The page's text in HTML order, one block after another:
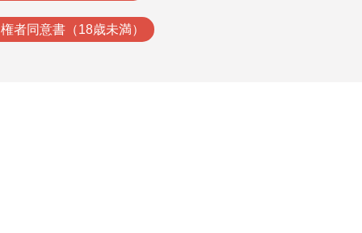
者同意書（18歳未満）